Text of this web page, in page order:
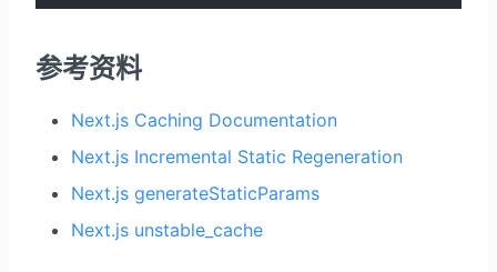
参考资料
Next.js Caching Documentation
Next.js Incremental Static Regeneration
Next.js generateStaticParams
Next.js unstable_cache